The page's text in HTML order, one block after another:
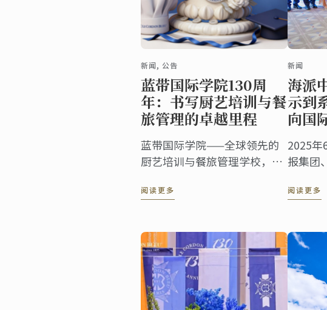
新闻, 公告
蓝带国际学院130周
年：书写厨艺培训与餐
旅管理的卓越里程
蓝带国际学院——全球领先的
厨艺培训与餐旅管理学校，正
庆祝其成立130周年。
阅读更多
新闻
海派
示到
向国
2025年
报集团
——伦敦
阅读更多